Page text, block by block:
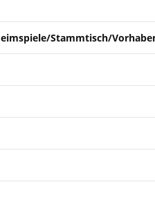
Stammtisch/